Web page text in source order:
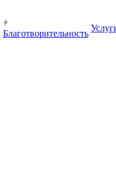
Благотворительность